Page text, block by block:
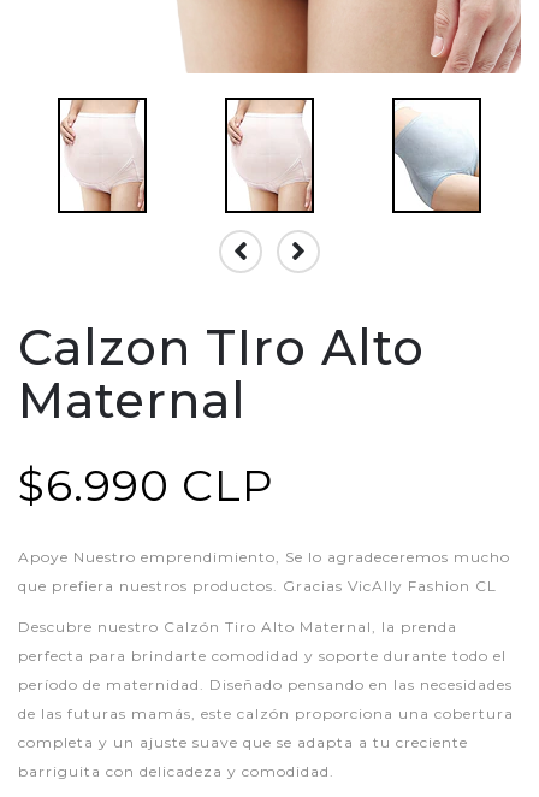
Calzon TIro Alto
Maternal
$6.990 CLP
Apoye Nuestro emprendimiento, Se lo agradeceremos mucho
que prefiera nuestros productos. Gracias VicAlly Fashion CL
Descubre nuestro Calzón Tiro Alto Maternal, la prenda
perfecta para brindarte comodidad y soporte durante todo el
período de maternidad. Diseñado pensando en las necesidades
de las futuras mamás, este calzón proporciona una cobertura
completa y un ajuste suave que se adapta a tu creciente
barriguita con delicadeza y comodidad.